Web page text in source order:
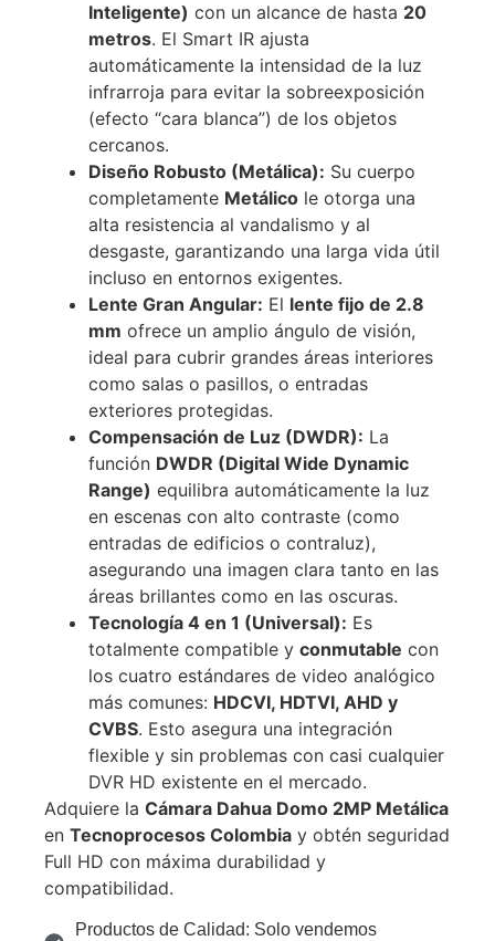
Inteligente) con un alcance de hasta 20
metros. El Smart IR ajusta
automáticamente la intensidad de la luz
infrarroja para evitar la sobreexposición
(efecto “cara blanca”) de los objetos
cercanos.
Diseño Robusto (Metálica): Su cuerpo
completamente Metálico le otorga una
alta resistencia al vandalismo y al
desgaste, garantizando una larga vida útil
incluso en entornos exigentes.
Lente Gran Angular: El lente fijo de 2.8
mm ofrece un amplio ángulo de visión,
ideal para cubrir grandes áreas interiores
como salas o pasillos, o entradas
exteriores protegidas.
Compensación de Luz (DWDR): La
función DWDR (Digital Wide Dynamic
Range) equilibra automáticamente la luz
en escenas con alto contraste (como
entradas de edificios o contraluz),
asegurando una imagen clara tanto en las
áreas brillantes como en las oscuras.
Tecnología 4 en 1 (Universal): Es
totalmente compatible y conmutable con
los cuatro estándares de video analógico
más comunes: HDCVI, HDTVI, AHD y
CVBS. Esto asegura una integración
flexible y sin problemas con casi cualquier
DVR HD existente en el mercado.
Adquiere la Cámara Dahua Domo 2MP Metálica
en Tecnoprocesos Colombia y obtén seguridad
Full HD con máxima durabilidad y
compatibilidad.
Productos de Calidad: Solo vendemos